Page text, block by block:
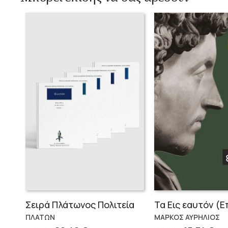
Σειρά Πλάτωνος Πολιτεία
ΠΛΑΤΩΝ
ΜΑΡΚΟΣ ΑΥΡΗΛΙΟΣ